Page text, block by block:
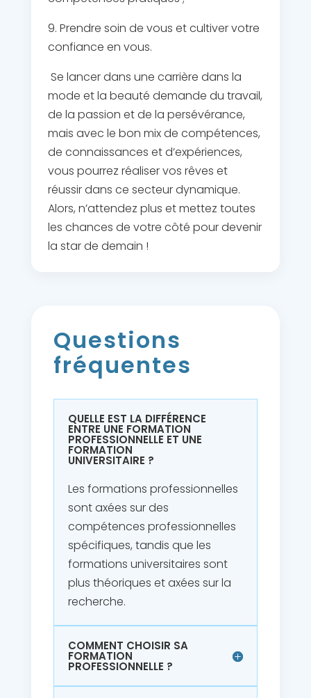
9. Prendre soin de vous et cultiver votre
confiance en vous.
Se lancer dans une carrière dans la
mode et la beauté demande du travail,
de la passion et de la persévérance,
mais avec le bon mix de compétences,
de connaissances et d’expériences,
vous pourrez réaliser vos rêves et
réussir dans ce secteur dynamique.
Alors, n’attendez plus et mettez toutes
les chances de votre côté pour devenir
la star de demain !
Questions
fréquentes
QUELLE EST LA DIFFÉRENCE
ENTRE UNE FORMATION
PROFESSIONNELLE ET UNE
FORMATION
UNIVERSITAIRE ?
Les formations professionnelles
sont axées sur des
compétences professionnelles
spécifiques, tandis que les
formations universitaires sont
plus théoriques et axées sur la
recherche.
COMMENT CHOISIR SA
FORMATION
PROFESSIONNELLE ?